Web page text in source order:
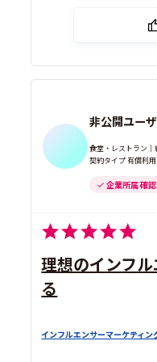
非公開ユー
食堂・レストラン｜
契約タイプ 有償利用
企業所属 確
理想のインフ
る
インフルエンサーマーケティン